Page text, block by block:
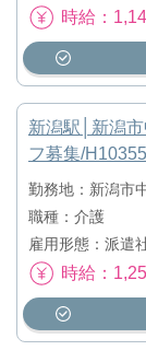
時給：
新潟駅│新潟
フ募集/
勤務地：新潟市
職種：介護
雇用形態：派遣
時給：